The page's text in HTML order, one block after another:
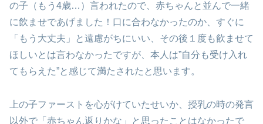
の子（もう4歳…）言われたので、赤ちゃんと並んで一緒
に飲ませであげました！口に合わなかったのか、すぐに
「もう大丈夫」と遠慮がちにいい、その後１度も飲ませて
ほしいとは言わなかったですが、本人は”自分も受け入れ
てもらえた”と感じて満たされたと思います。
上の子ファーストを心がけていたせいか、授乳の時の発言
以外で「赤ちゃん返りかな」と思ったことはなかったで